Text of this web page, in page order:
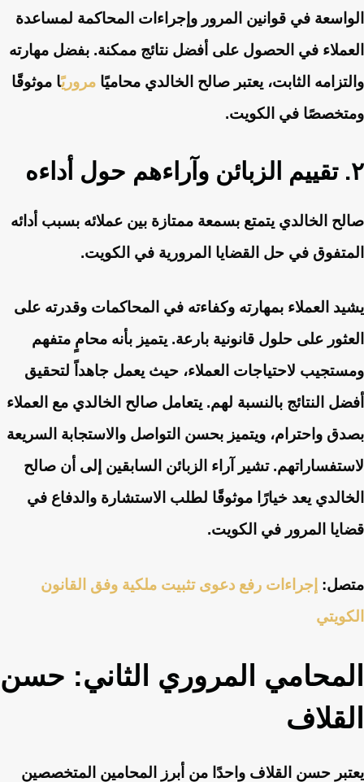
الواسعة في قوانين المرور وإجراءات المحاكمة لمساعدة
العملاء في الحصول على أفضل نتائج ممكنة. بفضل مهارته
والتزامه الثابت، يعتبر صالح الخالدي محاميًا مروريًا موثوقًا
ومتخصصًا في الكويت.
٢. تقييم الزبائن وآراءهم حول أداءه
صالح الخالدي يتمتع بسمعة ممتازة بين عملائه بسبب أدائه
المتفوق في حل القضايا المرورية في الكويت.
يشيد العملاء بمهارته وكفاءته في المحاكمات وقدرته على
العثور على حلول قانونية بارعة. يتميز بأنه محامٍ متفهم
ومستجيب لاحتياجات العملاء، حيث يعمل جاهداً لتحقيق
أفضل النتائج بالنسبة لهم. يتعامل صالح الخالدي مع العملاء
بصدق واحترام، ويتميز بحسن التواصل والاستجابة السريعة
لاستفساراتهم. تشير آراء الزبائن السابقين إلى أن صالح
الخالدي يعد خيارًا موثوقًا لطلب الاستشارة والدفاع في
قضايا المرور في الكويت.
متصل: إجراءات رفع دعوى تثبيت ملكية وفق القانون
الكويتي
المحامي المروري الثاني: حسن
القلاف
يعتبر حسن القلاف واحدًا من أبرز المحامين المتخصصين